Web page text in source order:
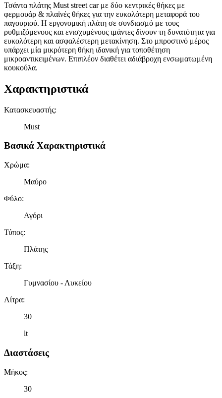
Τσάντα πλάτης Must street car με δύο κεντρικές θήκες με
φερμουάρ & πλαϊνές θήκες για την ευκολότερη μεταφορά του
παγουριού. Η εργονομική πλάτη σε συνδιασμό με τους
ρυθμιζόμενους και ενισχυμένους ιμάντες δίνουν τη δυνατότητα για
ευκολότερη και ασφαλέστερη μετακίνηση. Στο μπροστινό μέρος
υπάρχει μία μικρότερη θήκη ιδανική για τοποθέτηση
μικροαντικειμένων. Επιπλέον διαθέτει αδιάβροχη ενσωματωμένη
κουκούλα.
Χαρακτηριστικά
Κατασκευαστής:
Must
Βασικά Χαρακτηριστικά
Χρώμα:
Μαύρο
Φύλο:
Αγόρι
Τύπος:
Πλάτης
Τάξη:
Γυμνασίου - Λυκείου
Λίτρα:
30
lt
Διαστάσεις
Μήκος:
30